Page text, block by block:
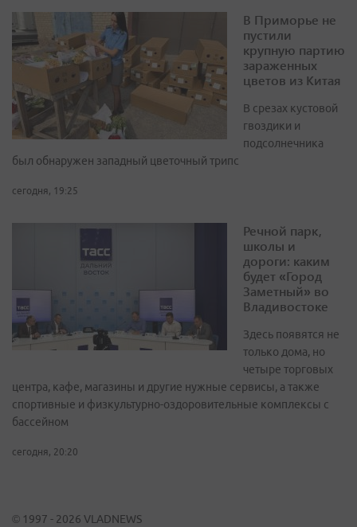
В Приморье не
пустили
крупную партию
зараженных
цветов из Китая
В срезах кустовой
гвоздики и
подсолнечника
был обнаружен западный цветочный трипс
сегодня, 19:25
Речной парк,
школы и
дороги: каким
будет «Город
Заметный» во
Владивостоке
Здесь появятся не
только дома, но
четыре торговых
центра, кафе, магазины и другие нужные сервисы, а также
спортивные и физкультурно-оздоровительные комплексы с
бассейном
сегодня, 20:20
© 1997 - 2026 VLADNEWS